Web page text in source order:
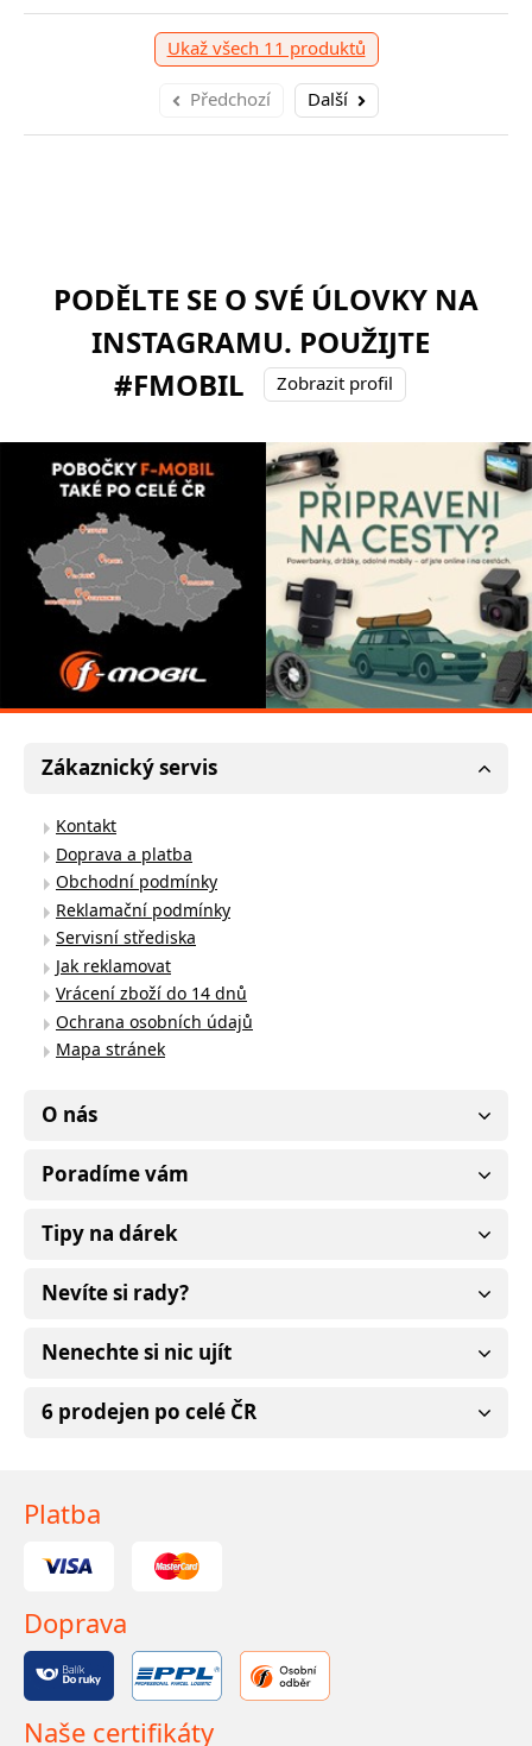
Ukaž všech 11 produktů
Předchozí Další
PODĚLTE SE O SVÉ ÚLOVKY NA
INSTAGRAMU. POUŽIJTE
#FMOBIL
Zobrazit profil
Zákaznický servis
Kontakt
Doprava a platba
Obchodní podmínky
Reklamační podmínky
Servisní střediska
Jak reklamovat
Vrácení zboží do 14 dnů
Ochrana osobních údajů
Mapa stránek
O nás
Poradíme vám
Tipy na dárek
Nevíte si rady?
Nenechte si nic ujít
6 prodejen po celé ČR
Platba
Doprava
Naše certifikáty